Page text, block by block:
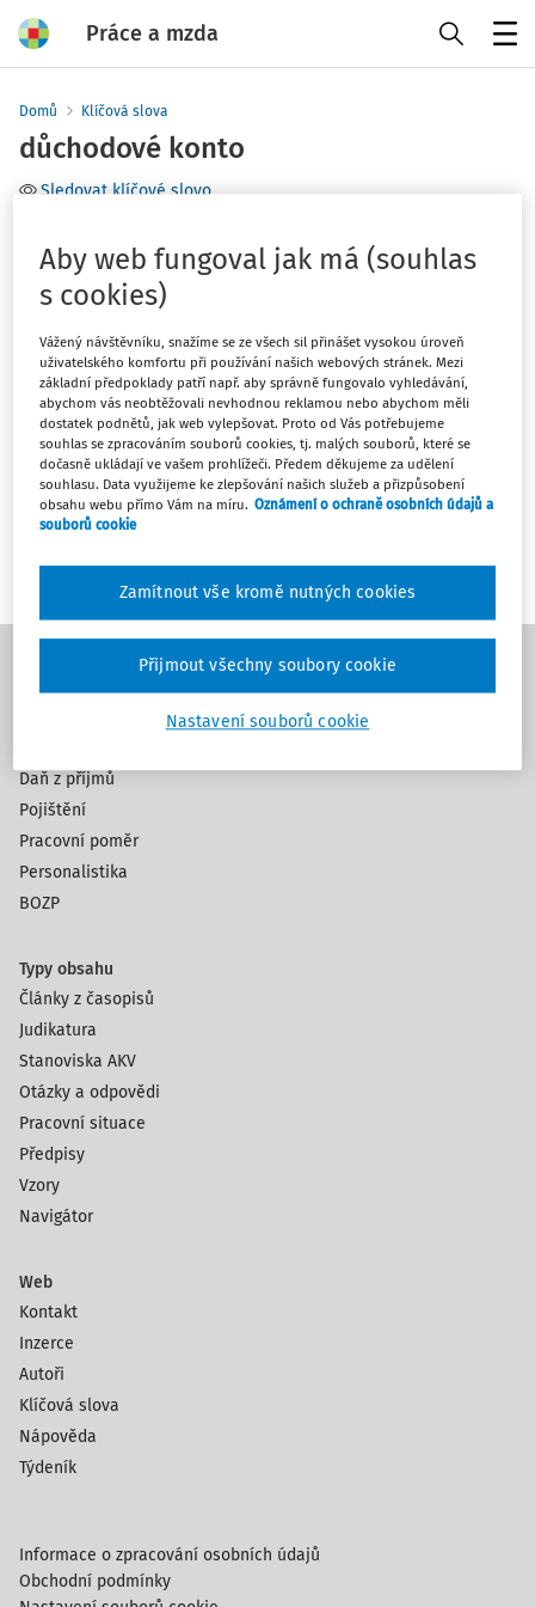
Práce a mzda
Domů Klíčová slova
důchodové konto
Sledovat klíčové slovo
Filtr
Počet vyhledaných dokumentů:0
Žádné výsledky
Daň z příjmů
Pojištění
Pracovní poměr
Personalistika
BOZP
Typy obsahu
Články z časopisů
Judikatura
Stanoviska AKV
Otázky a odpovědi
Pracovní situace
Předpisy
Vzory
Navigátor
Web
Kontakt
Inzerce
Autoři
Klíčová slova
Nápověda
Týdeník
Informace o zpracování osobních údajů
Obchodní podmínky
Aby web fungoval jak má (souhlas
s cookies)
Vážený návštěvníku, snažíme se ze všech sil přinášet vysokou úroveň
uživatelského komfortu při používání našich webových stránek. Mezi
základní předpoklady patří např. aby správně fungovalo vyhledávání,
abychom vás neobtěžovali nevhodnou reklamou nebo abychom měli
dostatek podnětů, jak web vylepšovat. Proto od Vás potřebujeme
souhlas se zpracováním souborů cookies, tj. malých souborů, které se
dočasně ukládají ve vašem prohlížeči. Předem děkujeme za udělení
souhlasu. Data využijeme ke zlepšování našich služeb a přizpůsobení
obsahu webu přímo Vám na míru. Oznámení o ochraně osobních údajů a
souborů cookie
Nastavení souborů cookie
Zamítnout vše kromě nutných cookies
Přijmout všechny soubory cookie